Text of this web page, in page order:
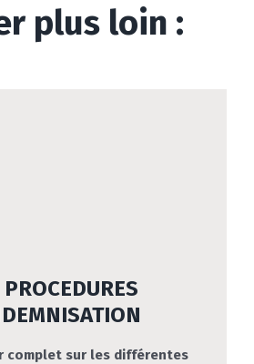
plus loin :
complet sur les différentes